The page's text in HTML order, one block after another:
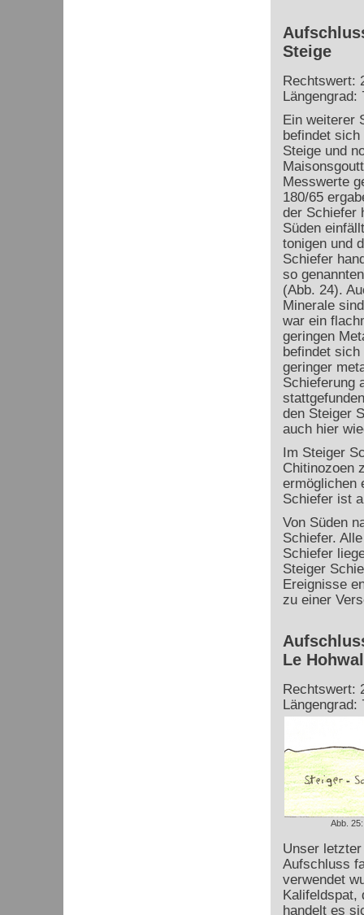
Steige
Rechtswert:
Längengrad:
Ein weiterer
befindet
Steige und
Messwerte
180/65
der Schiefer
Süden
tonigen und
Schiefer
so
(Abb. 24).
Minerale
war ein
geringen
befindet
geringer
Schieferung
den Steiger
auch hier
Im Steiger
Chitinozoen
ermöglichen
Schiefer ist
Von Süden
Schiefer.
Schiefer
Steiger
Ereignisse
zu einer
Le
Rechtswert:
Längengrad:
Abb.
Unser
Aufschluss
verwendet
Kalifeldspat,
handelt es